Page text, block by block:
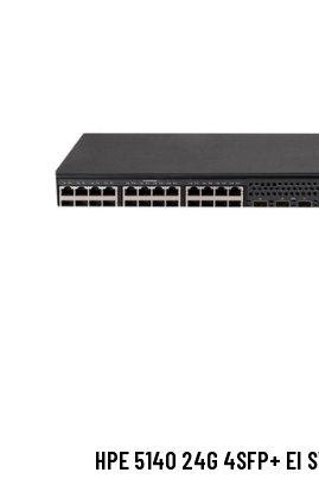
HPE 5140 24G 4SFP+ EI